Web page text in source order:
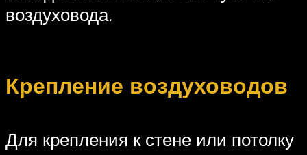
воздуховода.
Крепление воздуховодов
Для крепления к стене или потолку